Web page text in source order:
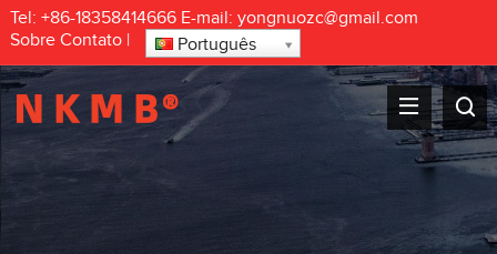
Tel: +86-18358414666E-mail: yongnuozc@gmail.com
Sobre Contato| Português